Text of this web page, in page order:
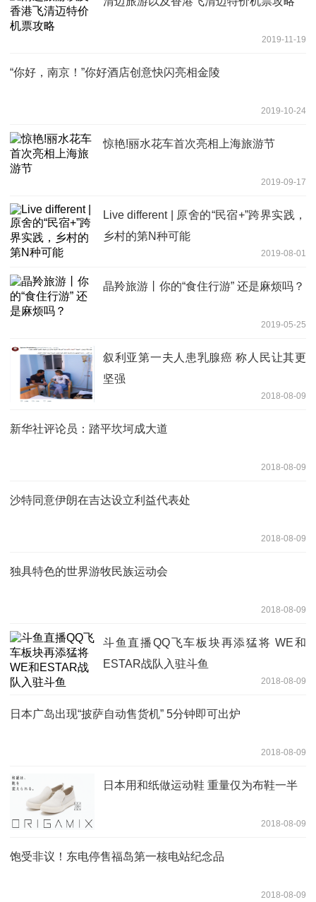
2019-11-19
“你好，南京！”你好酒店创意快闪亮相金陵
2019-10-24
惊艳!丽水花车首次亮相上海旅游节
2019-09-17
Live different | 原舍的“民宿+”跨界实践，
乡村的第N种可能
2019-08-01
晶羚旅游丨你的“食住行游” 还是麻烦吗？
2019-05-25
叙利亚第一夫人患乳腺癌 称人民让其更
坚强
2018-08-09
新华社评论员：踏平坎坷成大道
2018-08-09
沙特同意伊朗在吉达设立利益代表处
2018-08-09
独具特色的世界游牧民族运动会
2018-08-09
斗鱼直播QQ飞车板块再添猛将 WE和
ESTAR战队入驻斗鱼
2018-08-09
日本广岛出现“披萨自动售货机” 5分钟即可出炉
2018-08-09
日本用和纸做运动鞋 重量仅为布鞋一半
2018-08-09
饱受非议！东电停售福岛第一核电站纪念品
2018-08-09